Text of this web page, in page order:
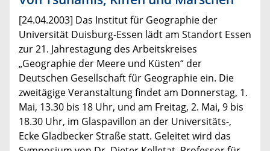
[24.04.2003] Das Institut für Geographie der
Universität Duisburg-Essen lädt am Standort Essen
zur 21. Jahrestagung des Arbeitskreises
„Geographie der Meere und Küsten“ der
Deutschen Gesellschaft für Geographie ein. Die
zweitägige Veranstaltung findet am Donnerstag, 1.
Mai, 13.30 bis 18 Uhr, und am Freitag, 2. Mai, 9 bis
18.30 Uhr, im Glaspavillon an der Universitäts-,
Ecke Gladbecker Straße statt. Geleitet wird das